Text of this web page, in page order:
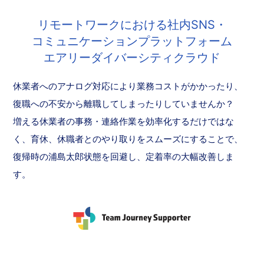
リモートワークにおける社内SNS・
コミュニケーションプラットフォーム
エアリーダイバーシティクラウド
休業者へのアナログ対応により業務コストがかかったり、
復職への不安から離職してしまったりしていませんか？
増える休業者の事務・連絡作業を効率化するだけではな
く、育休、休職者とのやり取りをスムーズにすることで、
復帰時の浦島太郎状態を回避し、定着率の大幅改善しま
す。